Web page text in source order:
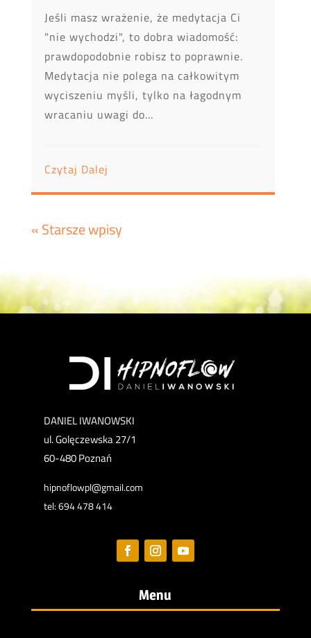
Jeśli masz wrażenie, że medytacja Ci
"nie wychodzi", to dobra wiadomość:
prawdopodobnie robisz to poprawnie.
Medytacja nie polega na całkowitym
wyciszeniu myśli, tylko na łagodnym
wracaniu uwagi do...
Czytaj Dalej
« Starsze wpisy
DANIEL IWANOWSKI
ul. Golęczewska 27/1
60-480 Poznań
hipnoflowpl@gmail.com
tel: 694 478 414
Menu